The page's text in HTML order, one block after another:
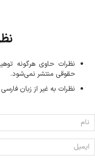
نظرات حاوی هرگونه
حقوقی منتشر نمی‌شود.
نظرات به غیر از زبان